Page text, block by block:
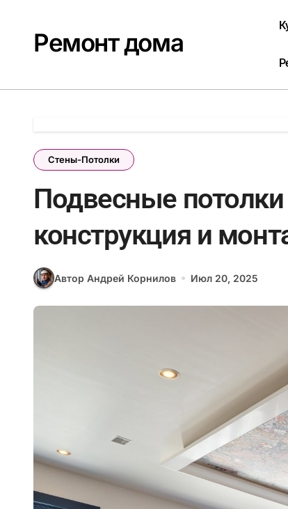
содержаниюРемонт дома
Стены-Потолки
Подвесные потолки
конструкция и
Автор Андрей Корнилов Июл 20, 2025